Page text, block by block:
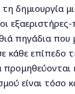
δημιουργία
πηγάδια που
κάθε επίπεδο
είναι τόσο